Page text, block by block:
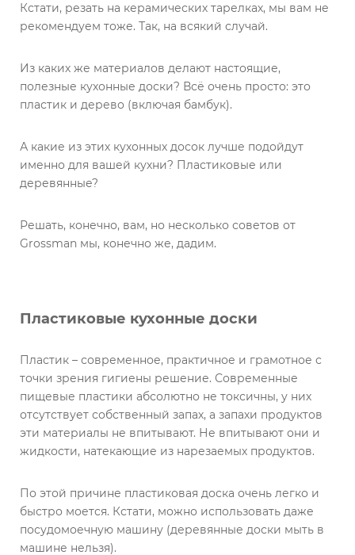
Кстати, резать на керамических тарелках, мы вам не
рекомендуем тоже. Так, на всякий случай.
Из каких же материалов делают настоящие,
полезные кухонные доски? Всё очень просто: это
пластик и дерево (включая бамбук).
А какие из этих кухонных досок лучше подойдут
именно для вашей кухни? Пластиковые или
деревянные?
Решать, конечно, вам, но несколько советов от
Grossman мы, конечно же, дадим.
Пластиковые кухонные доски
Пластик – современное, практичное и грамотное с
точки зрения гигиены решение. Современные
пищевые пластики абсолютно не токсичны, у них
отсутствует собственный запах, а запахи продуктов
эти материалы не впитывают. Не впитывают они и
жидкости, натекающие из нарезаемых продуктов.
По этой причине пластиковая доска очень легко и
быстро моется. Кстати, можно использовать даже
посудомоечную машину (деревянные доски мыть в
машине нельзя).